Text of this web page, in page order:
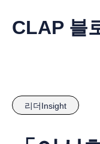
CLAP 블
리더Insight